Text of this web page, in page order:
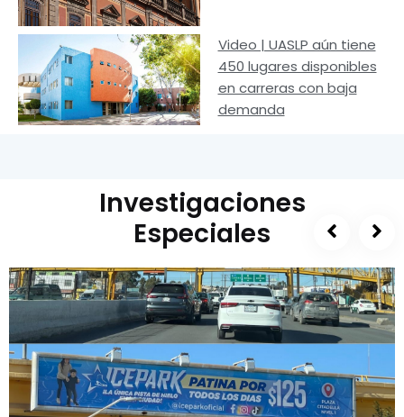
Video | UASLP aún tiene
450 lugares disponibles
en carreras con baja
demanda
Investigaciones
Especiales